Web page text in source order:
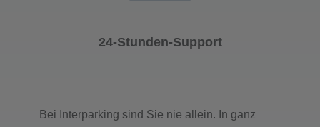
24-Stunden-Support
Bei Interparking sind Sie nie allein. In ganz